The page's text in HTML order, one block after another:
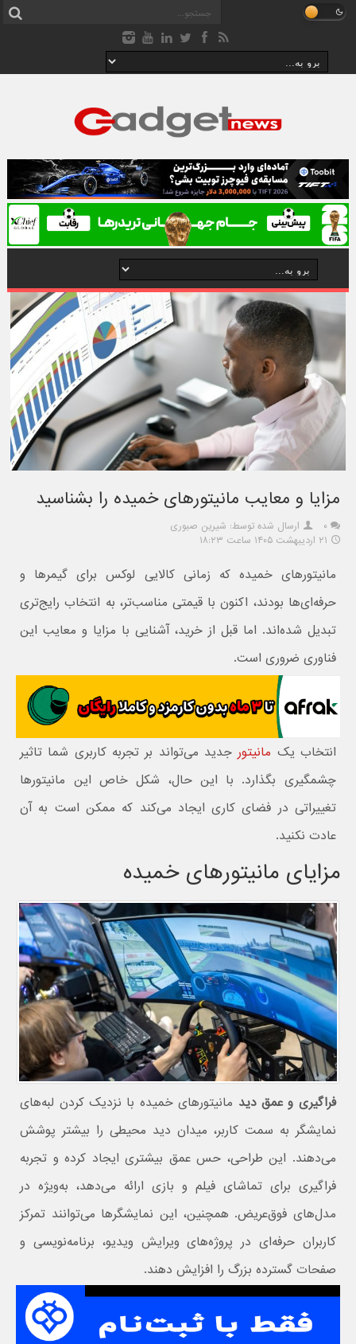
مزایا و معایب مانیتورهای خمیده را بشناسید
۰
ارسال شده توسط: شیرین صبوری
۲۱ اردیبهشت ۱۴۰۵ ساعت ۱۸:۲۳
مانیتورهای خمیده که زمانی کالایی لوکس برای گیمرها و
حرفه‌ای‌ها بودند، اکنون با قیمتی مناسب‌تر، به انتخاب رایج‌تری
تبدیل شده‌اند. اما قبل از خرید، آشنایی با مزایا و معایب این
فناوری ضروری است.
انتخاب یک مانیتورجدید می‌تواند بر تجربه کاربری شما تاثیر
چشمگیری بگذارد. با این حال، شکل خاص این مانیتورها
تغییراتی در فضای کاری ایجاد می‌کند که ممکن است به آن
عادت نکنید.
مزایای مانیتورهای خمیده
فراگیری و عمق دید مانیتورهای خمیده با نزدیک کردن لبه‌های
نمایشگر به سمت کاربر، میدان دید محیطی را بیشتر پوشش
می‌دهند. این طراحی، حس عمق بیشتری ایجاد کرده و تجربه
فراگیری برای تماشای فیلم و بازی ارائه می‌دهد، به‌ویژه در
مدل‌های فوق‌عریض. همچنین، این نمایشگرها می‌توانند تمرکز
کاربران حرفه‌ای در پروژه‌های ویرایش ویدیو، برنامه‌نویسی و
صفحات گسترده بزرگ را افزایش دهند.